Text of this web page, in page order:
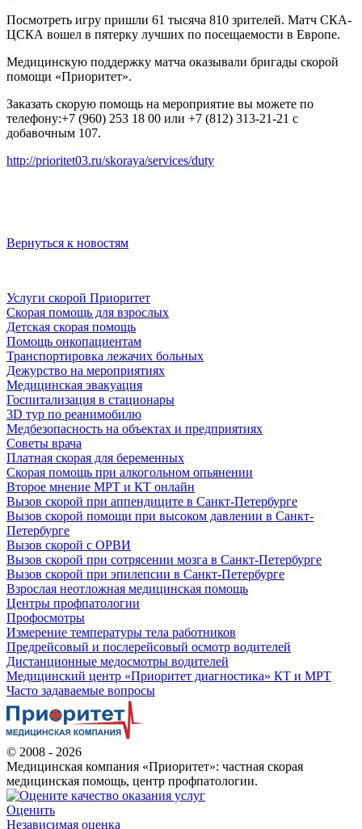
Посмотреть игру пришли 61 тысяча 810 зрителей. Матч СКА-
ЦСКА вошел в пятерку лучших по посещаемости в Европе.
Медицинскую поддержку матча оказывали бригады скорой
помощи «Приоритет».
Заказать скорую помощь на мероприятие вы можете по
телефону:+7 (960) 253 18 00 или +7 (812) 313-21-21 с
добавочным 107.
http://prioritet03.ru/skoraya/services/duty
Вернуться к новостям
Услуги скорой Приоритет
Скорая помощь для взрослых
Детская скорая помощь
Помощь онкопациентам
Транспортировка лежачих больных
Дежурство на мероприятиях
Медицинская эвакуация
Госпитализация в стационары
3D тур по реанимобилю
Медбезопасность на объектах и предприятиях
Советы врача
Платная скорая для беременных
Скорая помощь при алкогольном опьянении
Второе мнение МРТ и КТ онлайн
Вызов скорой при аппендиците в Санкт-Петербурге
Вызов скорой помощи при высоком давлении в Санкт-
Петербурге
Вызов скорой с ОРВИ
Вызов скорой при сотрясении мозга в Санкт-Петербурге
Вызов скорой при эпилепсии в Санкт-Петербурге
Взрослая неотложная медицинская помощь
Центры профпатологии
Профосмотры
Измерение температуры тела работников
Предрейсовый и послерейсовый осмотр водителей
Дистанционные медосмотры водителей
Медицинский центр «Приоритет диагностика» КТ и МРТ
Часто задаваемые вопросы
© 2008 - 2026
Медицинская компания «Приоритет»: частная скорая
медицинская помощь, центр профпатологии.
Оценить
Независимая оценка